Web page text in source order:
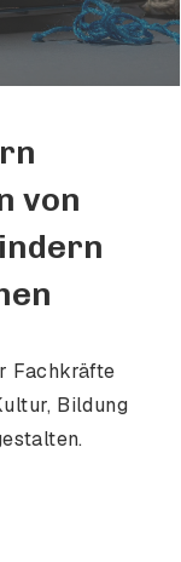
von
Fachkräfte
Bildung